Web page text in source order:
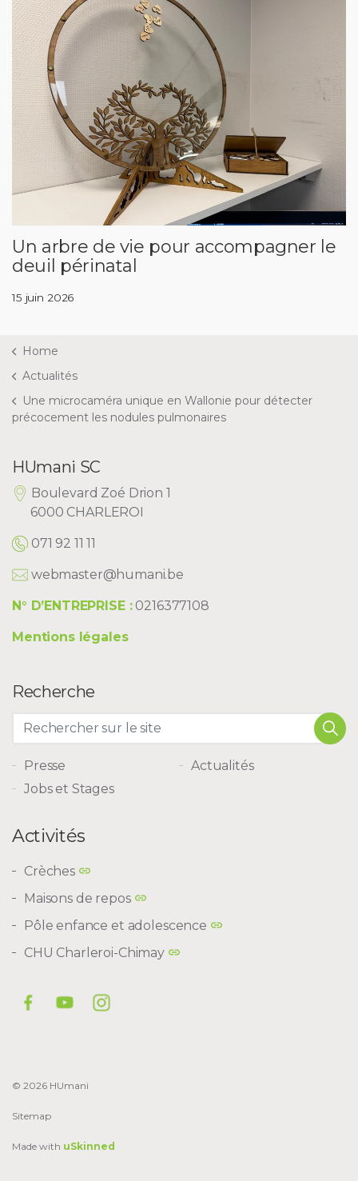
Un arbre de vie pour accompagner le
deuil périnatal
15 juin 2026
Home
Actualités
Une microcaméra unique en Wallonie pour détecter
précocement les nodules pulmonaires
HUmani SC
Boulevard Zoé Drion 1
6000 CHARLEROI
071 92 11 11
webmaster@humani.be
N° D’ENTREPRISE :0216377108
Mentions légales
Recherche
Presse
Actualités
Jobs et Stages
Activités
Crèches
Maisons de repos
Pôle enfance et adolescence
CHU Charleroi-Chimay
© 2026 HUmani
Sitemap
Made with uSkinned